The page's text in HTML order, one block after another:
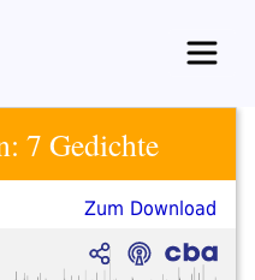
7 Gedichte
Zum Download